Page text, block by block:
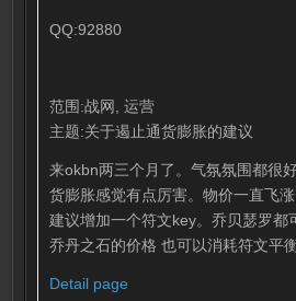
QQ:92880
范围:战网, 运营
主题:关于遏止通货膨胀的建议
来okbn两三个月了。气氛氛围都很
货膨胀感觉有点厉害。物价一直飞涨
建议增加一个符文key。乔贝瑟罗都
乔丹之石的价格 也可以消耗符文平
Detail page